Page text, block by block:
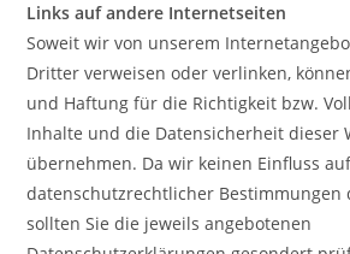
Links auf andere Internetseiten
Soweit wir von unserem
Dritter verweisen oder verlinken,
und Haftung für die Richtigkeit bzw.
Inhalte und die Datensicherheit dieser
übernehmen. Da wir keinen Einfluss
datenschutzrechtlicher Bestimmungen
sollten Sie die jeweils angebotenen